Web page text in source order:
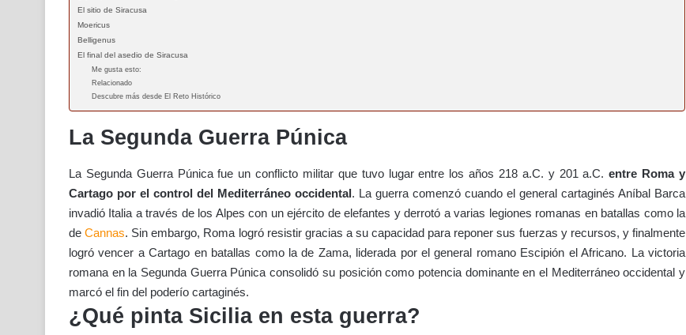
El sitio de Siracusa
Moericus
Belligenus
El final del asedio de Siracusa
Me gusta esto:
Relacionado
Descubre más desde El Reto Histórico
La Segunda Guerra Púnica
La Segunda Guerra Púnica fue un conflicto militar que tuvo lugar entre los años 218 a.C. y 201 a.C.entre Roma y
Cartago por el control del Mediterráneo occidental. La guerra comenzó cuando el general cartaginés Aníbal Barca
invadió Italia a través de los Alpes con un ejército de elefantes y derrotó a varias legiones romanas en batallas como la
deCannas. Sin embargo, Roma logró resistir gracias a su capacidad para reponer sus fuerzas y recursos, y finalmente
logró vencer a Cartago en batallas como la de Zama, liderada por el general romano Escipión el Africano. La victoria
romana en la Segunda Guerra Púnica consolidó su posición como potencia dominante en el Mediterráneo occidental y
marcó el fin del poderío cartaginés.
¿Qué pinta Sicilia en esta guerra?